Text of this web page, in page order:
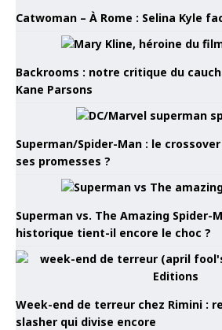
Catwoman – À Rome : Selina Kyle
Backrooms : notre critique du
Kane Parsons
Superman/Spider-Man : le
ses promesses ?
Superman vs. The Amazing Spider-
historique tient-il encore le choc ?
Week-end de terreur chez Rimini :
slasher qui divise encore